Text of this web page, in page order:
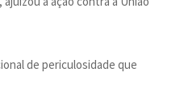
de periculosidade que